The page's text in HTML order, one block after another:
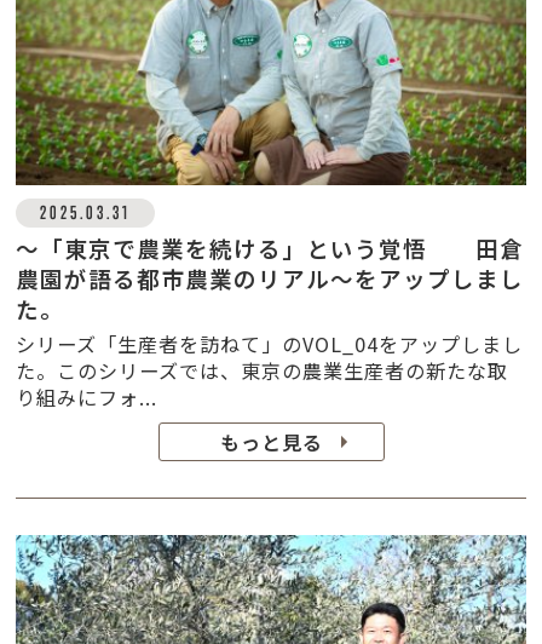
2025.03.31
～「東京で農業を続ける」という覚悟 田倉
農園が語る都市農業のリアル～をアップしまし
た。
シリーズ「生産者を訪ねて」のVOL_04をアップしまし
た。このシリーズでは、東京の農業生産者の新たな取
り組みにフォ...
もっと見る